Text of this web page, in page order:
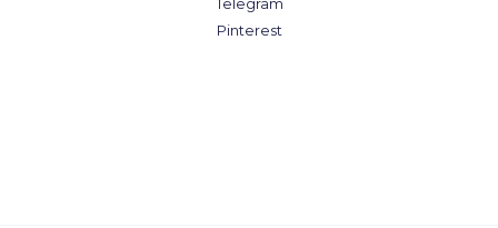
Telegram
Pinterest